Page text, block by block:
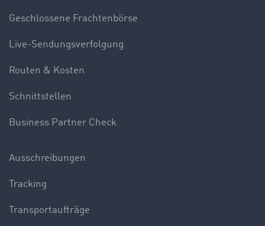
Geschlossene Frachtenbörse
Live-Sendungsverfolgung
Routen & Kosten
Schnittstellen
Business Partner Check
Ausschreibungen
Tracking
Transportaufträge